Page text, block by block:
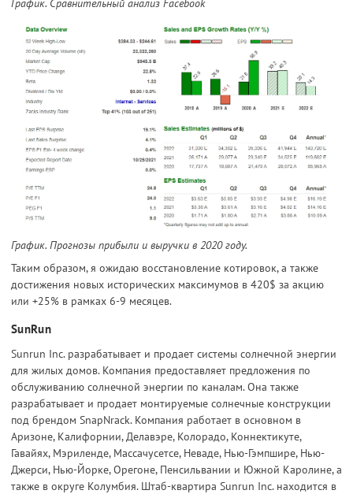
График. Сравнительный анализ Facebook
График. Прогнозы прибыли и выручки в 2020 году.
Таким образом, я ожидаю восстановление котировок, а также
достижения новых исторических максимумов в 420$ за акцию
или +25% в рамках 6-9 месяцев.
SunRun
Sunrun Inc. разрабатывает и продает системы солнечной энергии
для жилых домов. Компания предоставляет предложения по
обслуживанию солнечной энергии по каналам. Она также
разрабатывает и продает монтируемые солнечные конструкции
под брендом SnapNrack. Компания работает в основном в
Аризоне, Калифорнии, Делавэре, Колорадо, Коннектикуте,
Гавайях, Мэриленде, Массачусетсе, Неваде, Нью-Гэмпшире, Нью-
Джерси, Нью-Йорке, Орегоне, Пенсильвании и Южной Каролине, а
также в округе Колумбия. Штаб-квартира Sunrun Inc. находится в